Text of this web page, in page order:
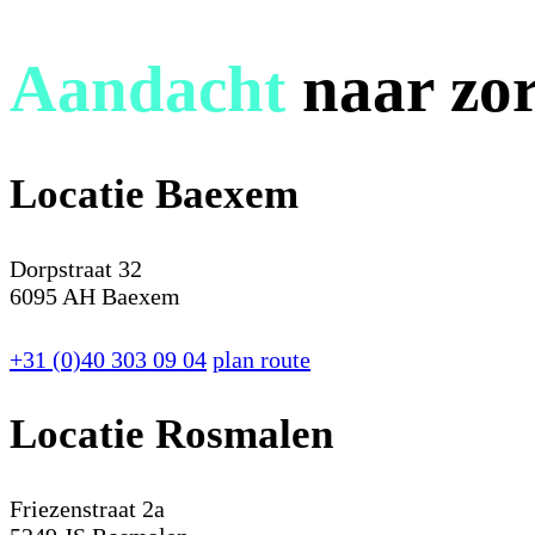
Aandacht naar
Locatie Baexem
Dorpstraat 32
6095 AH Baexem
+31 (0)40 303 09 04 plan route
Locatie Rosmalen
Friezenstraat 2a